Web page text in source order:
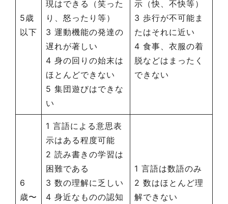
5歳
以下
現はできる（笑った
り、怒ったり等）
3 運動機能の発達の
遅れが著しい
4 身の回りの始末は
ほとんどできない
5 集団遊びはできな
い
示（快、不快等）
3 歩行が不可能ま
たはそれに近い
4 食事、衣服の着
脱などはまったく
できない
6
歳〜
1 言語による意思表
示はある程度可能
2 読み書きの学習は
困難である
3 数の理解に乏しい
4 身近なものの認知
1 言語は数語のみ
2 数はほとんど理
解できない